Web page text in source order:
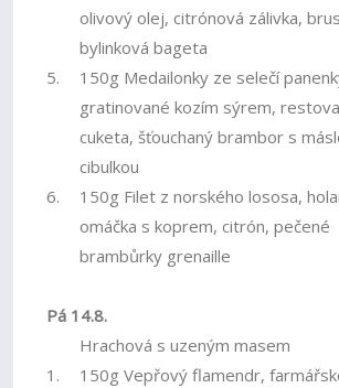
olivový olej, citrónová zálivka,
bylinková bageta
5.
150g Medailonky ze selečí
gratinované kozím sýrem,
cuketa, šťouchaný brambor s
cibulkou
6.
150g Filet z norského lososa,
omáčka s koprem, citrón, pečené
brambůrky grenaille
Pá 14.8.
Hrachová s uzeným masem
1.
150g Vepřový flamendr,